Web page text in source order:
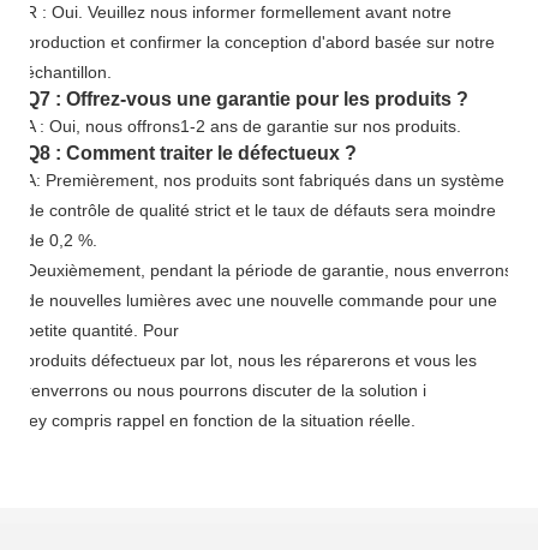
R : Oui. Veuillez nous informer formellement avant notre
production et confirmer la conception d'abord basée sur notre
échantillon.
Q7 : Offrez-vous une garantie pour les produits ?
A : Oui, nous offrons1-2 ans de garantie sur nos produits.
Q8 : Comment traiter le défectueux ?
A: Premièrement, nos produits sont fabriqués dans un système
de contrôle de qualité strict et le taux de défauts sera moindre
de 0,2 %.
Deuxièmement, pendant la période de garantie, nous enverrons
de nouvelles lumières avec une nouvelle commande pour une
petite quantité. Pour
produits défectueux par lot, nous les réparerons et vous les
renverrons ou nous pourrons discuter de la solution i
jey compris rappel en fonction de la situation réelle.